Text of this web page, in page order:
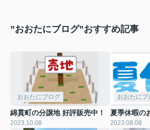
”おおたにブログ”おすすめ記事
おおたにブログ
綿貫町の分譲地 好評販売中！
2023.10.08
おおたにブ
夏季休暇の
2023.08.08